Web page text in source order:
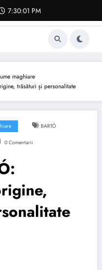
7:30:02 PM
maghiare
trăsături și personalitate
BARTÓ
0 Comentarii